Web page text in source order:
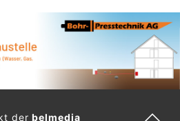
derbelmedia